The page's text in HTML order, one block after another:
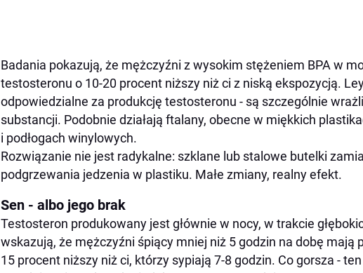
Badania pokazują, że mężczyźni z wysokim stężeniem BPA w
testosteronu o 10-20 procent niższy niż ci z niską ekspozycją.
odpowiedzialne za produkcję testosteronu - są szczególnie
substancji. Podobnie działają ftalany, obecne w miękkich
i podłogach winylowych.
Rozwiązanie nie jest radykalne: szklane lub stalowe butelki
podgrzewania jedzenia w plastiku. Małe zmiany, realny efekt.
Sen - albo jego brak
Testosteron produkowany jest głównie w nocy, w trakcie
wskazują, że mężczyźni śpiący mniej niż 5 godzin na dobę mają
15 procent niższy niż ci, którzy sypiają 7-8 godzin. Co gorsza -